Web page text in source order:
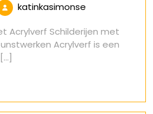
katinkasimonse
Acrylverf Schilderijen met
Acrylverf is een